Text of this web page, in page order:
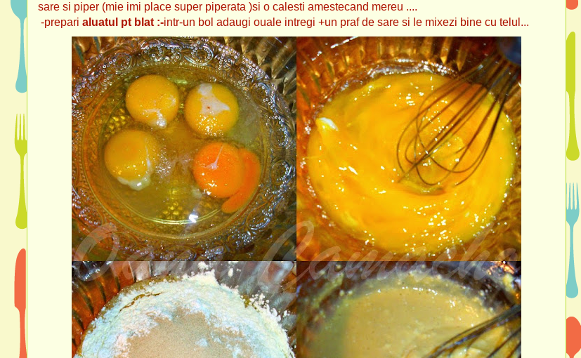
sare si piper (mie imi place super piperata )si o calesti amestecand mereu ....
-prepari aluatul pt blat :-intr-un bol adaugi ouale intregi +un praf de sare si le mixezi bine cu telul...